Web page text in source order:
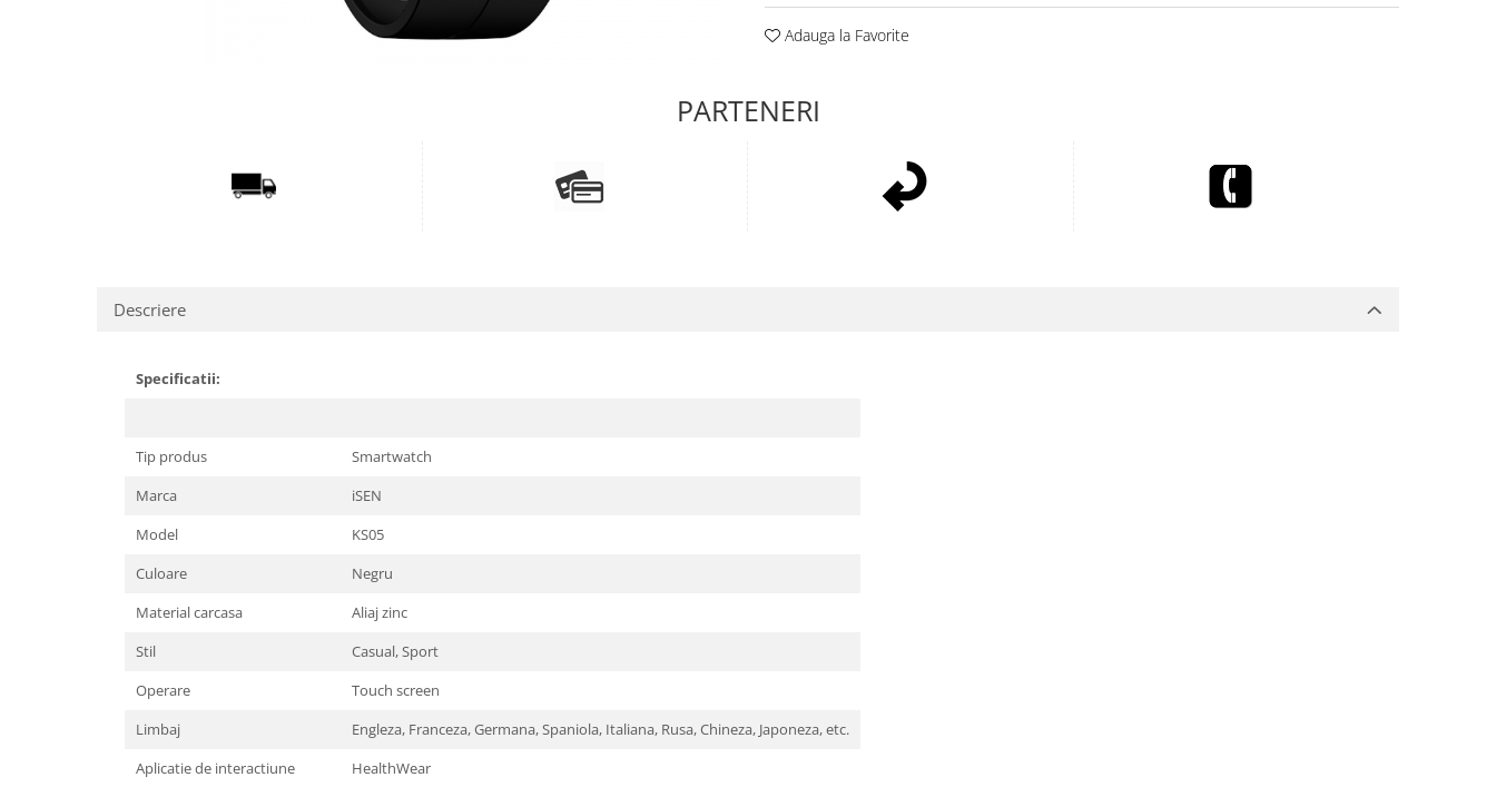
Adauga la Favorite
Descriere
Specificatii:
Tip produs
Smartwatch
Marca
iSEN
Model
KS05
Culoare
Negru
Material carcasa
Aliaj zinc
Stil
Casual, Sport
Operare
Touch screen
Limbaj
Engleza, Franceza, Germana, Spaniola, Italiana, Rusa, Chineza, Japoneza, etc.
Aplicatie de interactiune
HealthWear